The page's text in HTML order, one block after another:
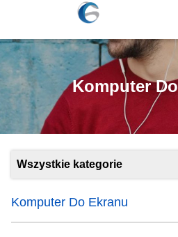
Komputer
Wszystkie kategorie
Komputer Do Ekranu